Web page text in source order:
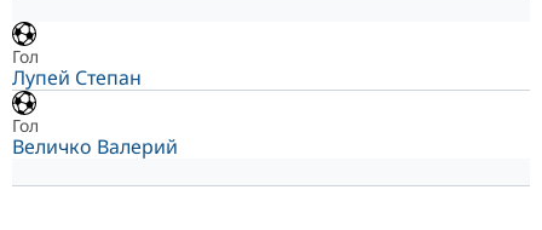
Гол
Лупей Степан
Гол
Величко Валерий